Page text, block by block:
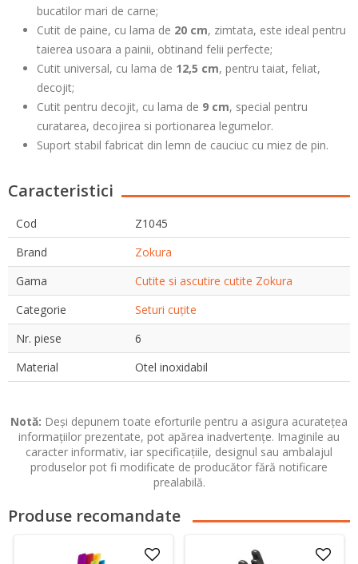
bucatilor mari de carne;
Cutit de paine, cu lama de 20 cm, zimtata, este ideal pentru
taierea usoara a painii, obtinand felii perfecte;
Cutit universal, cu lama de 12,5 cm, pentru taiat, feliat,
decojit;
Cutit pentru decojit, cu lama de 9 cm, special pentru
curatarea, decojirea si portionarea legumelor.
Suport stabil fabricat din lemn de cauciuc cu miez de pin.
Caracteristici
Cod
Z1045
Brand
Zokura
Gama
Cutite si ascutire cutite Zokura
Categorie
Seturi cuțite
Nr. piese
6
Material
Otel inoxidabil
Notă: Deși depunem toate eforturile pentru a asigura acuratețea
informațiilor prezentate, pot apărea inadvertențe. Imaginile au
caracter informativ, iar specificațiile, designul sau ambalajul
produselor pot fi modificate de producător fără notificare
prealabilă.
Produse recomandate